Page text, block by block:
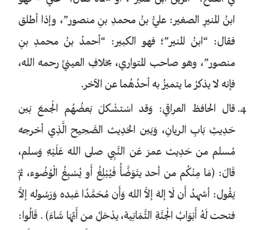
ابنُ المنيرِ الصغير: عليُّ بنُ محمدِ بنِ منصور”، وإذا أطلق
فقال: “ابنُ المنير”؛ فهو الكبير: “أحمدُ بنُ محمدِ بنِ
منصور”، وهو صاحب المتواري، بخلافِ العينيِّ رحمه الله،
فإنه لا يذكرُ ما يتميزُ به أحدُهُما عن الآخر.
قال الحافظ العراقي: وَقد اسْتشْكلَ بَعضُهُم الْجمعَ بَين
حَدِيثِ بَابِ الريانِ، وَبَين الحَدِيث الصَّحِيح الَّذِي أخرجه
مُسلم من حَدِيث عمرَ عَن النَّبِي صلى الله عَلَيْهِ وَسلم،
قَالَ: (مَا مِنْكُم من أحد يتَوَضَّأُ فَيُبْلِغُ أَو يُسْبِغُ الْوُضُوء، ثمَّ
يَقُول: أشهدُ أَن لَا إلهَ إلاَّ الله وَأَن مُحَمَّدًا عَبده وَرَسُوله إلاَّ
فتحت لَهُ أَبْوَابُ الْجنَّةِ الثَّمَانِية، يدْخلُ من أَيِّهَا شَاءَ) . قَالُوا: